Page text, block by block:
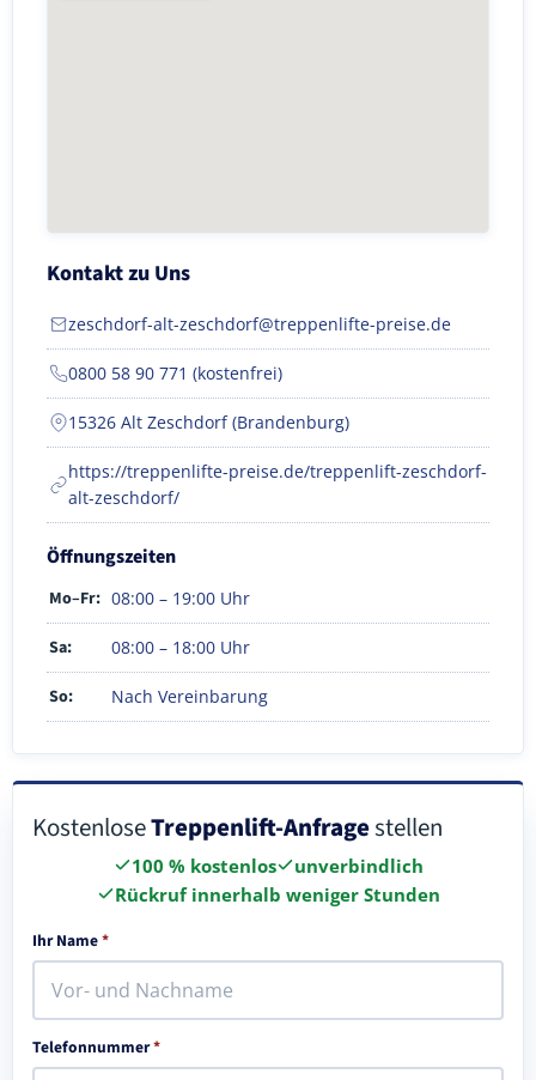
Kontakt zu Uns
zeschdorf-alt-zeschdorf@treppenlifte-preise.de
0800 58 90 771 (kostenfrei)
15326 Alt Zeschdorf (Brandenburg)
https://treppenlifte-preise.de/treppenlift-zeschdorf-
alt-zeschdorf/
Öffnungszeiten
Mo–Fr: 08:00 – 19:00 Uhr
Sa: 08:00 – 18:00 Uhr
So: Nach Vereinbarung
KostenloseTreppenlift-Anfragestellen
100 % kostenlos
unverbindlich
Rückruf innerhalb weniger Stunden
Ihr Name*
Telefonnummer*